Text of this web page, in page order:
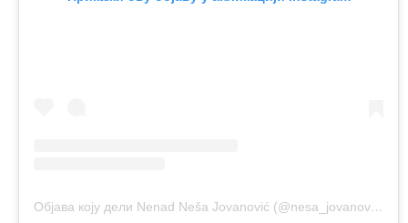
Објава коју дели Nenad Neša Jovanović (@nesa_jovanovic_official)